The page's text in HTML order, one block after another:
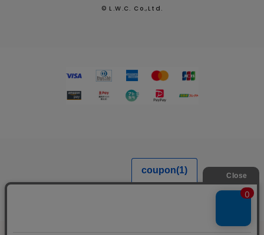
2026.7.29
熊本県熊本地方を震源とする地震による配送への影響につい
© L.W.C. Co.,Ltd.